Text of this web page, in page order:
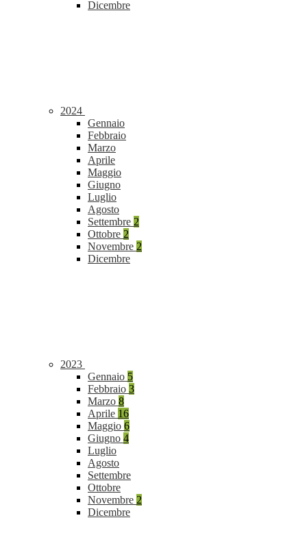
Dicembre
2024
Gennaio
Febbraio
Marzo
Aprile
Maggio
Giugno
Luglio
Agosto
Settembre 2
Ottobre 2
Novembre 2
Dicembre
2023
Gennaio 5
Febbraio 3
Marzo 8
Aprile 16
Maggio 6
Giugno 4
Luglio
Agosto
Settembre
Ottobre
Novembre 2
Dicembre